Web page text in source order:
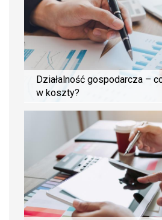
Działalność gospodarcza –
w koszty?